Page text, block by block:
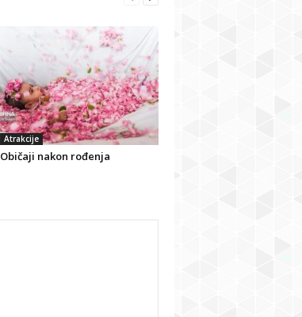
Atrakcije
Običaji nakon rođenja